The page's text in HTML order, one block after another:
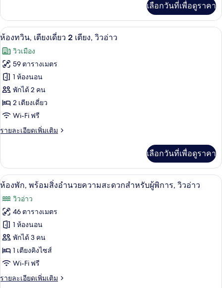
ควีน
ไซส์
1
เตียง,
วิว
อ่าว
เกี่ยว
กับ
ห้อง
เนียร์
สวี
ท,
เตียง
ควีน
ไซส์
เตียง,
อ่าว
เลือกวันที่เพื่อดูราคา
เปิด
ภาพถ่าย
ทั้งหมด
ของ
ห้อง
ทวิน,
เตียง
เดี่ยว
เตียง,
วิว
อ่าว
ห้องทวิน, เตียงเดี่ยว 2 เตียง, วิวอ่าว |
5
ห้องทวิน, เตียงเดี่ยว 2 เตียง, วิวอ่าว
วิวเมือง
59 ตารางเมตร
1 ห้องนอน
พักได้ 2 คน
2 เตียงเดี่ยว
Wi-Fi ฟรี
รายละเอียดเพิ่มเติม
ราย
เกี่ยว
กับ
ห้อง
น,
เตียง
เดี่ยว
2
เตียง,
วิว
อ่าว
เลือกวันที่เพื่อดูราคา
เปิด
ภาพถ่าย
ทั้งหมด
ของ
ห้อง
พัก,
พร้อม
สิ่ง
เครื่องนอนระดับพรีเมียม, มินิบาร์, ตู้นิ
4
ห้องพัก, พร้อมสิ่งอำนวยความสะดวกสำหรับผู้พิการ, วิวอ่าว
วิวอ่าว
46 ตารางเมตร
1 ห้องนอน
พักได้ 3 คน
1 เตียงคิงไซส์
Wi-Fi ฟรี
รายละเอียดเพิ่มเติม
ราย